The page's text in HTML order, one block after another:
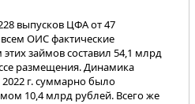
жестких денежно-кредитных
прочности по уровню
пересмотр ставки
году.
влияют на рынок
её дальнейшего роста, а
выпусков ЦФА от 47
ОИС фактические
займов составил 54,1 млрд
размещения. Динамика
г. суммарно было
10,4 млрд рублей. Всего же